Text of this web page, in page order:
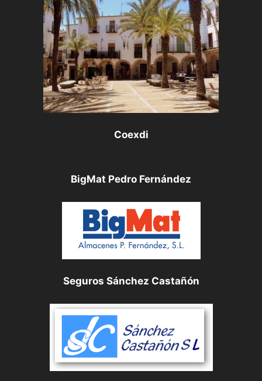
Coexdi
BigMat Pedro Fernández
Seguros Sánchez Castañón